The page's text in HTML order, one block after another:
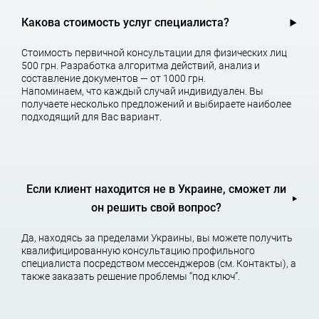
Споры и конфликтные ситуации — очень распространенное
работодателями, родственниками, друзьями, соседями.
И если даже вы уверены что «Закон» на Вашей стороне и у
других нет никаких шансов на благополучный исход спора,
существует множество моментов, которые по отдельности не
представляют собой никаких рисков, но в совокупности могут
которые ежедневно сталкиваются с подобными ситуациями.
Они помогут Вам определить все возможные варианты
развития споров и конфликтов, выделят все риски и
желаемый Вами результат. Осуществляя свою функцию
защиты прав и интересов Клиента, юристы или адвокаты по
гражданским делам, помогут Вам завершить спор принятием
законного и справедливого решения.
Какова стоимость услуг специалиста?
Стоимость первичной консультации для физических лиц
500 грн. Разработка алгоритма действий, анализ и
составление документов — от 1000 грн.
Напоминаем, что каждый случай индивидуален. Вы
получаете несколько предложений и выбираете наиболее
подходящий для Вас вариант.
Если клиент находится не в Украине, сможет ли
он решить свой вопрос?
Да, находясь за пределами Украины, вы можете получить
квалифицированную консультацию профильного
специалиста посредством мессенджеров (см. Контакты), а
также заказать решение проблемы “под ключ”.